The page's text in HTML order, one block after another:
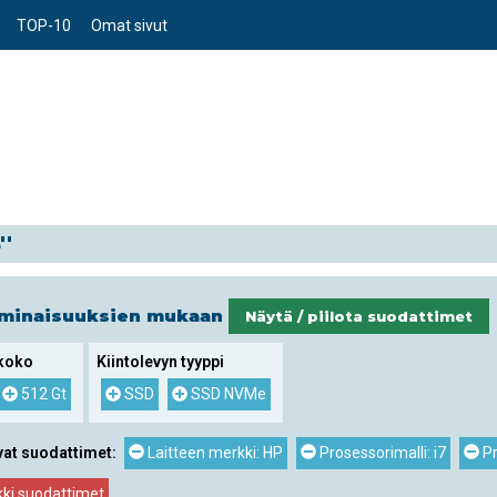
TOP-10 Omat sivut
mukaan Näytä / piilota suodattimet
512 Gt
Kiintolevyn tyyppi
SSD
SSD NVMe
suodattimet: Laitteen merkki: HP Prosessorimalli: i7
suodattimet